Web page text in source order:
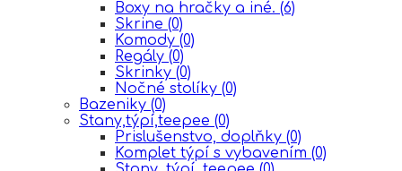
Boxy na hračky a iné. (6)
Skrine (0)
Komody (0)
Regály (0)
Skrinky (0)
Nočné stolíky (0)
Bazeniky (0)
Stany,týpí,teepee (0)
Prislušenstvo, doplňky (0)
Komplet týpí s vybavením (0)